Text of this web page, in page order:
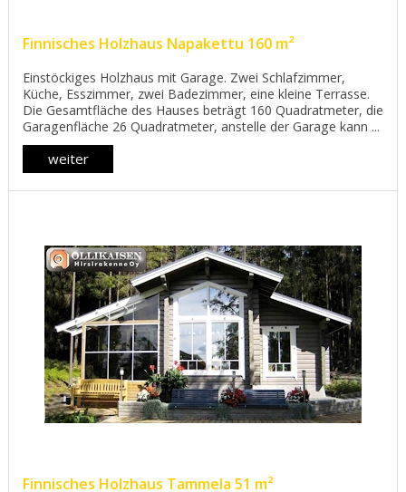
Finnisches Holzhaus Napakettu 160 m²
Einstöckiges Holzhaus mit Garage. Zwei Schlafzimmer,
Küche, Esszimmer, zwei Badezimmer, eine kleine Terrasse.
Die Gesamtfläche des Hauses beträgt 160 Quadratmeter, die
Garagenfläche 26 Quadratmeter, anstelle der Garage kann ...
weiter
Finnisches Holzhaus Tammela 51 m²